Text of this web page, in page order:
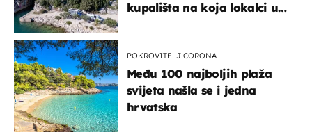
kupališta na koja lokalci u
POKROVITELJ CORONA
Među 100 najboljih plaža
svijeta našla se i jedna
hrvatska